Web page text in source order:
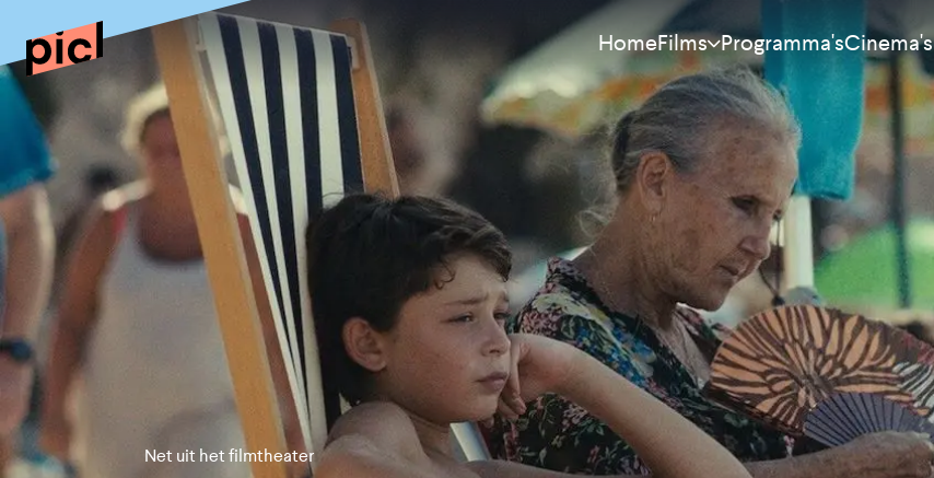
HomeFilms
Meest bekeken
Nieuw
Aanraders
Binnenkort
Alle films
Programma'sCinema's
Net uit het filmtheater